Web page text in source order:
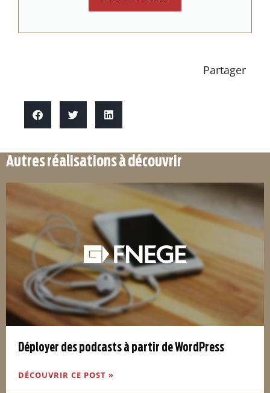
Partager
Autres réalisations à découvrir
Déployer des podcasts à partir de WordPress
DÉCOUVRIR CE POST »